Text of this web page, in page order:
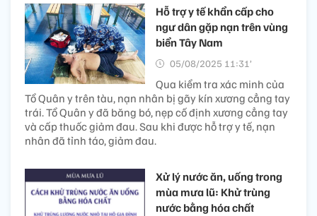
Hỗ trợ y tế khẩn cấp cho
ngư dân gặp nạn trên vùng
biển Tây Nam
05/08/2025 11:31’
Qua kiểm tra xác minh của
Tổ Quân y trên tàu, nạn nhân bị gãy kín xương cẳng tay
trái. Tổ Quân y đã băng bó, nẹp cố định xương cẳng tay
và cấp thuốc giảm đau. Sau khi được hỗ trợ y tế, nạn
nhân đã tỉnh táo, giảm đau.
Xử lý nước ăn, uống trong
mùa mưa lũ: Khử trùng
nước bằng hóa chất